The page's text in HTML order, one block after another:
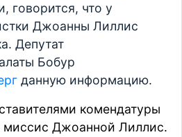
говорится, что у
Джоанны Лиллис
Депутат
Бобур
данную информацию.
комендатуры
миссис Джоанной Лиллис.